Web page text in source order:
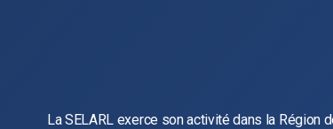
La SELARL exerce son activité dans la Région